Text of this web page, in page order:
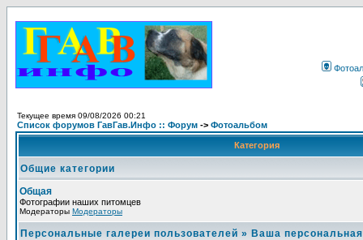
Текущее время 09/08/2026 00:21
Список форумов ГавГав.Инфо :: Форум -> Фотоальбом
Категория
Общие категории
Общая
Фотографии наших питомцев
Модераторы Модераторы
Персональные галереи пользователей » Ваша